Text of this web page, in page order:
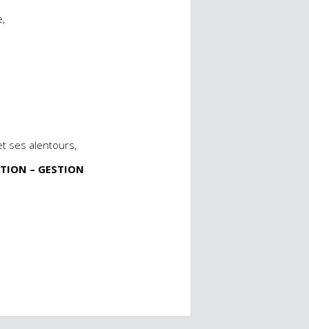
ses alentours,
– GESTION